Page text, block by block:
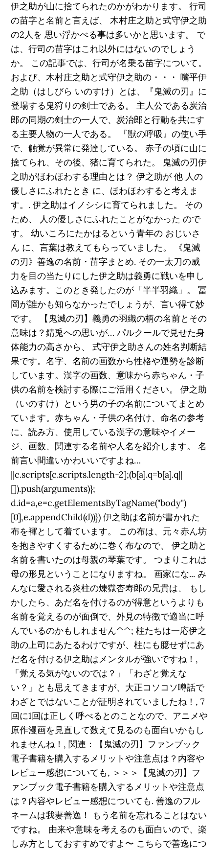
伊之助が山に捨てられたのかがわかります。 行司
の苗字と名前と言えば、 木村庄之助と式守伊之助
の2人を 思い浮かべる事は多いかと思います。 で
は、行司の苗字はこれ以外にはないのでしょう
か。 この記事では、行司が名乗る苗字について。
および、木村庄之助と式守伊之助の・・・ 嘴平伊
之助（はしびら いのすけ）とは、『鬼滅の刃』に
登場する鬼狩りの剣士である。 主人公である炭治
郎の同期の剣士の一人で、炭治郎と行動を共にす
る主要人物の一人である。 『獣の呼吸』の使い手
で、触覚が異常に発達している。 赤子の頃に山に
捨てられ、その後、猪に育てられた。 鬼滅の刃伊
之助がほわほわする理由とは？ 伊之助が 他 人の
優しさにふれたとき に、ほわほわすると考えま
す。. 伊之助はイノシシに育てられました。 その
ため、 人の優しさにふれたことがなかった ので
す。 幼いころにたかはるという青年の おじいさ
ん に、言葉は教えてもらっていました。 《鬼滅
の刃》善逸の名前・苗字まとめ. その一太刀の威
力を目の当たりにした伊之助は義勇に戦いを申し
込みます。このとき発したのが「半半羽織」。 冨
岡が誰かも知らなかったでしょうが、言い得て妙
です。 【鬼滅の刃】義勇の羽織の柄の名前とその
意味は？錆兎への思いが… パルクールで見せた身
体能力の高さから、 式守伊之助さんの姓名判断結
果です。名字、名前の画数から性格や運勢を診断
しています。漢字の画数、意味から赤ちゃん・子
供の名前を検討する際にご活用ください。 伊之助
（いのすけ）という男の子の名前についてまとめ
ています。赤ちゃん・子供の名付け、命名の参考
に、読み方、使用している漢字の意味やイメー
ジ、画数、関連する名前や人名を紹介します。 名
前言い間違いかわいいですよね…
||c.scripts[c.scripts.length-2];(b[a].q=b[a].q||
[]).push(arguments)};
d.id=a,e=c.getElementsByTagName("body")
[0],e.appendChild(d))}) 伊之助は名前が書かれた
布を褌として着ています。 この布は、元々赤ん坊
を抱きやすくするために巻く布なので、 伊之助と
名前を書いたのは母親の琴葉です。 つまりこれは
母の形見ということになりますね。 画家にな... み
んなに愛される炎柱の煉獄杏寿郎の兄貴は、 もし
かしたら、あだ名を付けるのが得意というよりも
名前を覚えるのが面倒で、外見の特徴で適当に呼
んでいるのかもしれません^^; 柱たちは一応伊之
助の上司にあたるわけですが、柱にも臆せずにあ
だ名を付ける伊之助はメンタルが強いですね！,
「覚える気がないのでは？」「わざと覚えな
い？」とも思えてきますが、大正コソコソ噂話で
わざとではないことが証明されていましたね！, 7
回に1回は正しく呼べるとのことなので、アニメや
原作漫画を見直して数えて見るのも面白いかもし
れませんね！, 関連：【鬼滅の刃】ファンブック
電子書籍を購入するメリットや注意点は？内容や
レビュー感想についても, ＞＞＞【鬼滅の刃】フ
ァンブック電子書籍を購入するメリットや注意点
は？内容やレビュー感想についても. 善逸のフル
ネームは我妻善逸！ もう名前を忘れることはない
ですね。 由来や意味を考えるのも面白いので、楽
しみ方としておすすめですよ〜 こちらで善逸につ